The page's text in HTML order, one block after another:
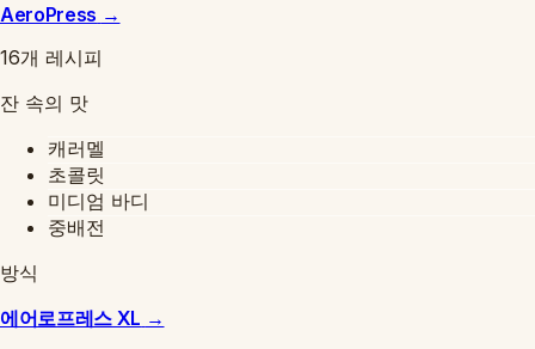
AeroPress →
16개 레시피
잔 속의 맛
캐러멜
초콜릿
미디엄 바디
중배전
방식
에어로프레스 XL →